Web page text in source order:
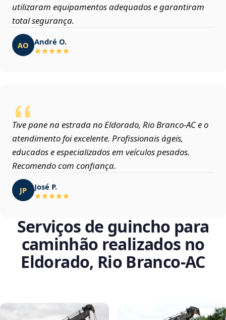
utilizaram equipamentos adequados e garantiram
total segurança.
AO André O.
Tive pane na estrada no Eldorado, Rio Branco‑AC e o
atendimento foi excelente. Profissionais ágeis,
educados e especializados em veículos pesados.
Recomendo com confiança.
JP José P.
Serviços de guincho para
caminhão realizados no
Eldorado, Rio Branco‑AC